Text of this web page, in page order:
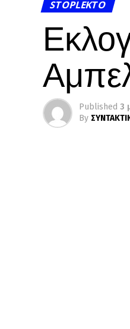
STOPLEKTO
Published 3
By